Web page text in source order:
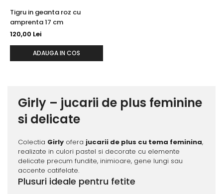
Tigru in geanta roz cu
amprenta 17 cm
120,00 Lei
ADAUGA IN COS
Girly – jucarii de plus feminine
si delicate
Colectia Girlyofera jucarii de plus cu tema feminina,
realizate in culori pastel si decorate cu elemente
delicate precum fundite, inimioare, gene lungi sau
accente catifelate.
Plusuri ideale pentru fetite